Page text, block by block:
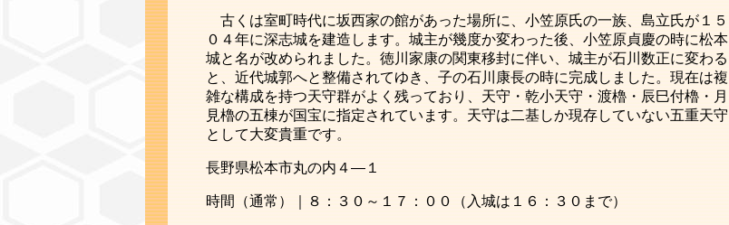
古くは室町時代に坂西家の館があった場所に、小笠原氏の一族、島立氏が１５
０４年に深志城を建造します。城主が幾度か変わった後、小笠原貞慶の時に松本
城と名が改められました。徳川家康の関東移封に伴い、城主が石川数正に変わる
と、近代城郭へと整備されてゆき、子の石川康長の時に完成しました。現在は複
雑な構成を持つ天守群がよく残っており、天守・乾小天守・渡櫓・辰巳付櫓・月
見櫓の五棟が国宝に指定されています。天守は二基しか現存していない五重天守
として大変貴重です。
長野県松本市丸の内４―１
時間（通常）｜８：３０～１７：００（入城は１６：３０まで）